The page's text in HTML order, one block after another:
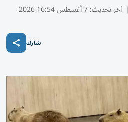
| آخر تحديث:7 أغسطس 16:54 2026
شارك